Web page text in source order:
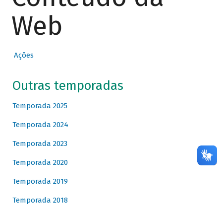
Web
Ações
Outras temporadas
Temporada 2025
Temporada 2024
Temporada 2023
Temporada 2020
Temporada 2019
Temporada 2018